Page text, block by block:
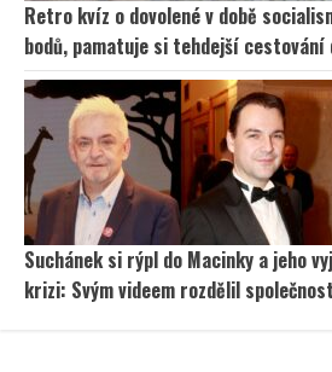
Retro kvíz o dovolené v době
bodů, pamatuje si tehdejší cestování
Suchánek si rýpl do Macinky a jeho
krizi: Svým videem rozdělil společnost